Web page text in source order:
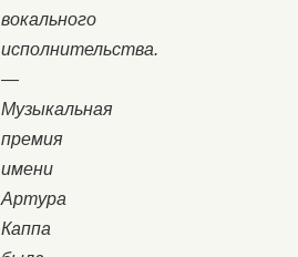
вокального
исполнительства.
—
Музыкальная
премия
имени
Артура
Каппа